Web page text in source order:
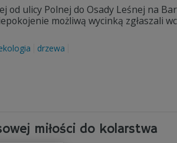
ulicy Polnej do Osady Leśnej na
możliwą wycinką zgłaszali
drzewa
miłości do kolarstwa